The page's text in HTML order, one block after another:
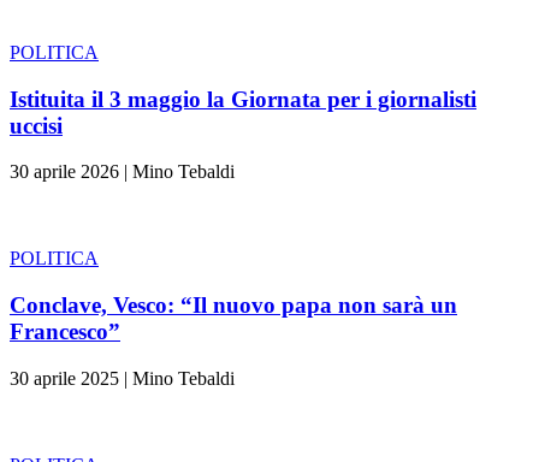
POLITICA
Istituita il 3 maggio la Giornata per i giornalisti
uccisi
30 aprile 2026 | Mino Tebaldi
POLITICA
Conclave, Vesco: “Il nuovo papa non sarà un
Francesco”
30 aprile 2025 | Mino Tebaldi